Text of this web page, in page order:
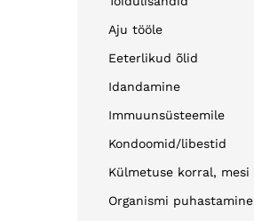
Aju tööle
Eeterlikud õlid
Idandamine
Immuunsüsteemile
Kondoomid/libestid
Külmetuse korral, mesi
Organismi puhastamine